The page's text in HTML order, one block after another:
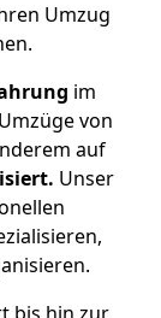
Umzug
im
von
auf
Unser